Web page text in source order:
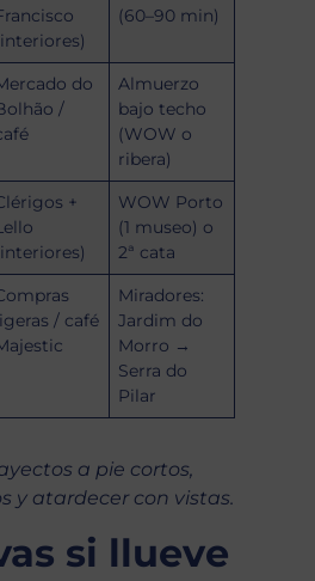
(60–90 min)
do
/
Almuerzo
bajo techo
(WOW o
ribera)
+
WOW Porto
(1 museo) o
2ª cata
/ café
Miradores:
Jardim do
Morro →
Serra do
Pilar
a pie cortos,
y atardecer con vistas.
si llueve